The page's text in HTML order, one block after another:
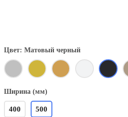
Цвет: Матовый черный
Ширина (мм)
400 500